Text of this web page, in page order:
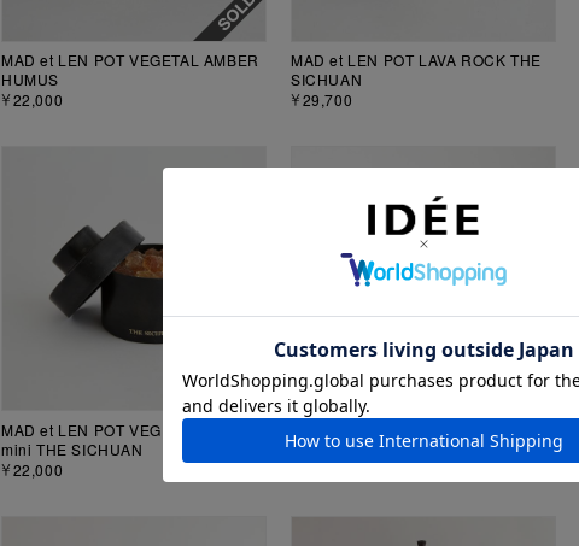
MAD et LEN POT VEGETAL AMBER
HUMUS
￥22,000
MAD et LEN POT LAVA ROCK THE
SICHUAN
￥29,700
MAD et LEN POT VEGETAL AMBER
mini THE SICHUAN
￥22,000
MAD et LEN POT VEGETAL AMBER
mini LILI NEROLI
￥28,600